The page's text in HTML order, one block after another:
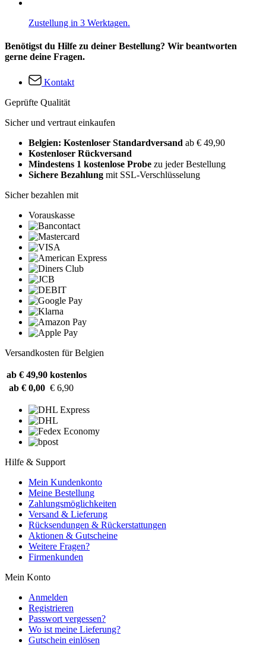
Zustellung in 3 Werktagen.
Benötigst du Hilfe zu deiner Bestellung? Wir beantworten
gerne deine Fragen.
Kontakt
Geprüfte Qualität
Sicher und vertraut einkaufen
Belgien: Kostenloser Standardversand ab € 49,90
Kostenloser Rückversand
Mindestens 1 kostenlose Probe zu jeder Bestellung
Sichere Bezahlung mit SSL-Verschlüsselung
Sicher bezahlen mit
Vorauskasse
Versandkosten für Belgien
ab € 49,90 kostenlos
ab € 0,00 € 6,90
Hilfe & Support
Mein Kundenkonto
Meine Bestellung
Zahlungsmöglichkeiten
Versand & Lieferung
Rücksendungen & Rückerstattungen
Aktionen & Gutscheine
Weitere Fragen?
Firmenkunden
Mein Konto
Anmelden
Registrieren
Passwort vergessen?
Wo ist meine Lieferung?
Gutschein einlösen